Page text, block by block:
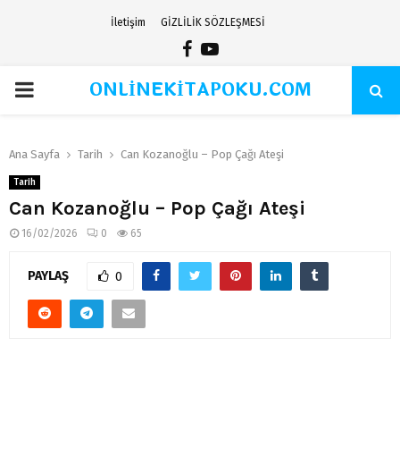
İletişim GİZLİLİK SÖZLEŞMESİ
Facebook
Youtube
PRIMARYONLİNEKİTAPOKU.COM
Ana Sayfa Tarih Can Kozanoğlu – Pop Çağı Ateşi
Tarih
Can Kozanoğlu – Pop Çağı Ateşi
16/02/2026 0 65
PAYLAŞ 0